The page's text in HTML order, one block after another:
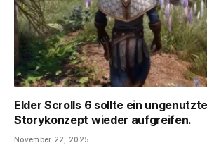
Elder Scrolls 6 sollte ein
Storykonzept wieder aufgreifen.
November 22, 2025